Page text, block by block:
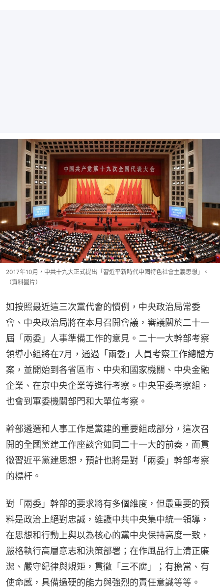
2017年10月，中共十九大正式提出「習近平新時代中國特色社會主義思想」。
（資料圖片）
如按照最近這三次黨代會的慣例，中央政治局常委
會、中央政治局將在本月召開會議，審議關於二十一
屆「兩委」人事準備工作的意見。二十一大幹部考察
領導小組將在7月，通過「兩委」人員考察工作總體方
案，並開始到各省區市、中央和國家機關、中央金融
企業、在京中央企業等進行考察。中央軍委考察組，
也會到軍委機關部門和大單位考察。
幹部遴選和人事工作是黨建的重要組成部分，這次召
開的全國黨建工作座談會如同二十一大的前奏，而貫
徹習近平黨建思想，預計也將是對「兩委」幹部考察
的標杆。
對「兩委」幹部的要求將有多個維度，但最重要的預
料是政治上絕對忠誠，維護中共中央集中統一領導，
在思想和行動上與以為核心的黨中央保持高度一致，
嚴格執行高層意志和決策部署；在作風品行上清正廉
潔、嚴守紀律與規矩，貫徹「三不腐」；有擔當、有
使命感，具備過硬的能力與強烈的責任意識等等。